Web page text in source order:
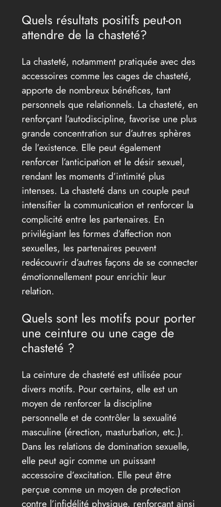
Quels résultats positifs peut-on
attendre de la chasteté?
La chasteté, notamment pratiquée avec des
accessoires comme les cages de chasteté,
apporte de nombreux bénéfices, tant
personnels que relationnels. La chasteté, en
renforçant l’autodiscipline, favorise une plus
grande concentration sur d’autres sphères
de l’existence. Elle peut également
renforcer l’anticipation et le désir sexuel,
rendant les moments d’intimité plus
intenses. La chasteté dans un couple peut
intensifier la communication et renforcer la
complicité entre les partenaires. En
privilégiant les formes d’affection non
sexuelles, les partenaires peuvent
redécouvrir d’autres façons de se connecter
émotionnellement pour enrichir leur
relation.
Quels sont les motifs pour porter
une ceinture ou une cage de
chasteté ?
La ceinture de chasteté est utilisée pour
divers motifs. Pour certains, elle est un
moyen de renforcer la discipline
personnelle et de contrôler la sexualité
masculine (érection, masturbation, etc.).
Dans les relations de domination sexuelle,
elle peut agir comme un puissant
accessoire d’excitation. Elle peut être
perçue comme un moyen de protection
contre l’infidélité physique, renforçant ainsi